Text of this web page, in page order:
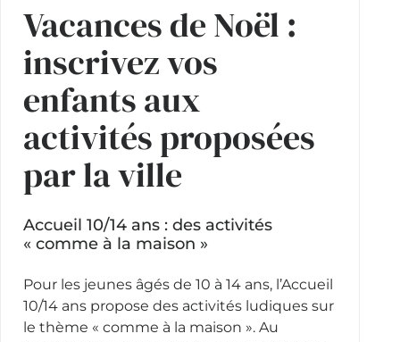
Vacances de Noël :
inscrivez vos
enfants aux
activités proposées
par la ville
Accueil 10/14 ans : des activités
« comme à la maison »
Pour les jeunes âgés de 10 à 14 ans, l’Accueil
10/14 ans propose des activités ludiques sur
le thème « comme à la maison ». Au